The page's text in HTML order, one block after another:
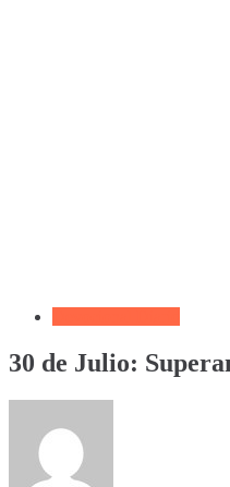
30 de Julio: